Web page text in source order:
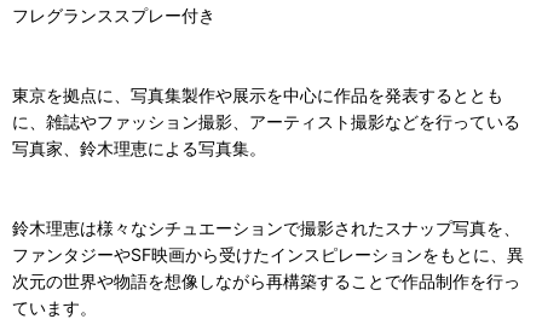
フレグランススプレー付き
東京を拠点に、写真集製作や展示を中心に作品を発表するととも
に、雑誌やファッション撮影、アーティスト撮影などを行っている
写真家、鈴木理恵による写真集。
鈴木理恵は様々なシチュエーションで撮影されたスナップ写真を、
ファンタジーやSF映画から受けたインスピレーションをもとに、異
次元の世界や物語を想像しながら再構築することで作品制作を行っ
ています。